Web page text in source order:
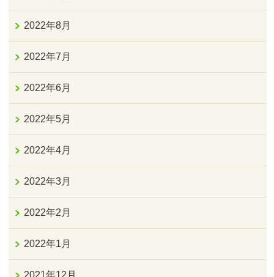
2022年8月
2022年7月
2022年6月
2022年5月
2022年4月
2022年3月
2022年2月
2022年1月
2021年12月